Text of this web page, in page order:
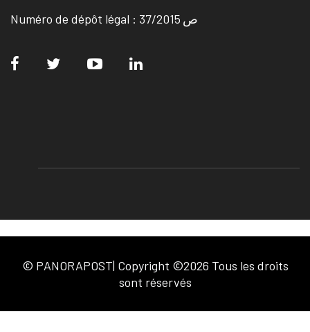
Numéro de dépôt légal : ص 37/2015
© PANORAPOST| Copyright ©2026 Tous les droits
sont réservés